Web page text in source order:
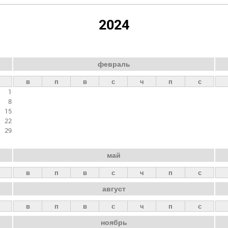
2024
1
8
15
22
29
февраль
в п в с ч п с
май
в п в с ч п с
август
в п в с ч п с
ноябрь